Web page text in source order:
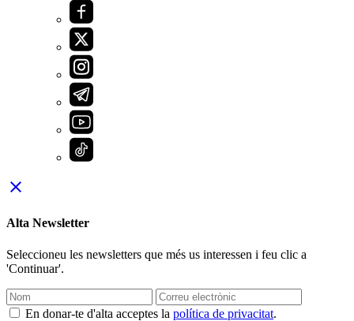
close
Alta Newsletter
Seleccioneu les newsletters que més us interessen i feu clic a
'Continuar'.
En donar-te d'alta acceptes la política de privacitat.